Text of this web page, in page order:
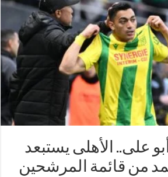
على.. الأهلى يستبعد
من قائمة المرشحين